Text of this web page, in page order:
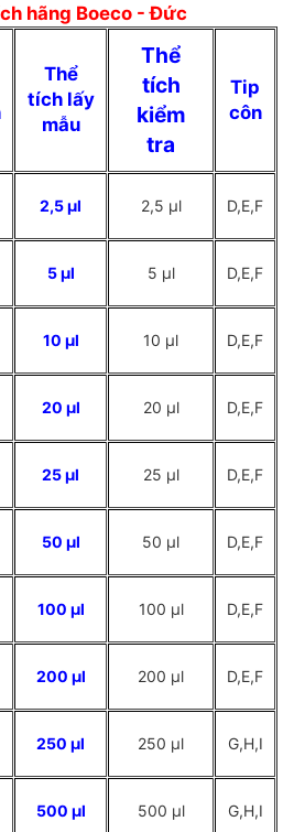
hãng Boeco - Đức
Thể
tích lấy
mẫu
Thể
tích
kiểm
tra
Tip
côn
2,5 µl 2,5 µl D,E,F
5 µl 5 µl D,E,F
10 µl 10 µl D,E,F
20 µl 20 µl D,E,F
25 µl 25 µl D,E,F
50 µl 50 µl D,E,F
100 µl 100 µl D,E,F
200 µl 200 µl D,E,F
250 µl 250 µl G,H,I
500 µl 500 µl G,H,I